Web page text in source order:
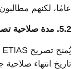
عامًا، لكنهم
5.2. مدة صلاحية تصريح ETIAS
يُمنح تصريح ETIAS لمدة
تاريخ انتهاء